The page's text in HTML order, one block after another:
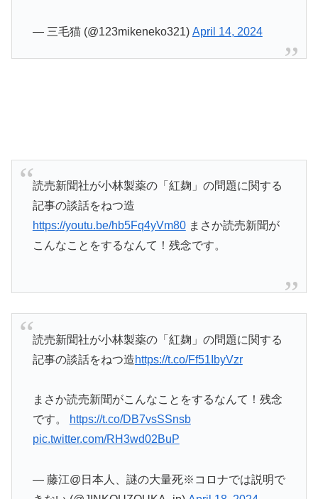
— 三毛猫 (@123mikeneko321) April 14, 2024
読売新聞社が小林製薬の「紅麹」の問題に関する
記事の談話をねつ造
https://youtu.be/hb5Fq4yVm80まさか読売新聞が
こんなことをするなんて！残念です。
読売新聞社が小林製薬の「紅麹」の問題に関する
記事の談話をねつ造https://t.co/Ff51IbyVzr
まさか読売新聞がこんなことをするなんて！残念
です。
https://t.co/DB7vsSSnsb
pic.twitter.com/RH3wd02BuP
— 藤江@日本人、謎の大量死※コロナでは説明で